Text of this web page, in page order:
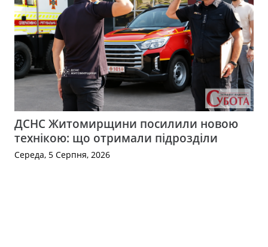
ДСНС Житомирщини посилили новою
технікою: що отримали підрозділи
Середа, 5 Серпня, 2026